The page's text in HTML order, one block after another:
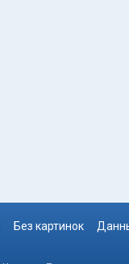
Без картинок